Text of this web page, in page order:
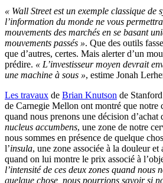
« Wall Street est un exemple classique de
l’information du monde ne vous
mouvements des marchés en se basant
mouvements passés ». Que des outils
que d’autres, certes. Mais alerter d’un
prédire. « L’investisseur moyen devrait
une machine à sous », estime Jonah
Les travaux de Brian Knutson de
de Carnegie Mellon ont montré que notre
quand nous prenons une décision d’achat
nucleus accumbens, une zone de notre
nous sommes en présence de quelque
l’insula, une zone associée à la douleur et
quand on lui montre le prix associé à
l’intensité de ces deux zones quand nous
quelque chose, nous pourrions savoir si